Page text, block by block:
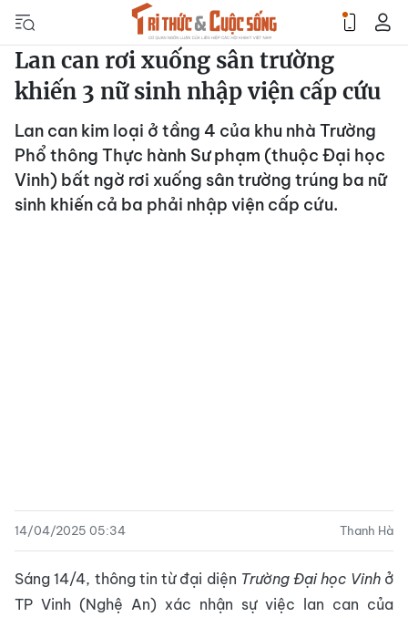
Lan can rơi xuống sân trường
khiến 3 nữ sinh nhập viện cấp cứu
Lan can kim loại ở tầng 4 của khu nhà Trường
Phổ thông Thực hành Sư phạm (thuộc Đại học
Vinh) bất ngờ rơi xuống sân trường trúng ba nữ
sinh khiến cả ba phải nhập viện cấp cứu.
14/04/2025 05:34 Thanh Hà
Sáng 14/4, thông tin từ đại diện Trường Đại học Vinhở
TP Vinh (Nghệ An) xác nhận sự việc lan can của